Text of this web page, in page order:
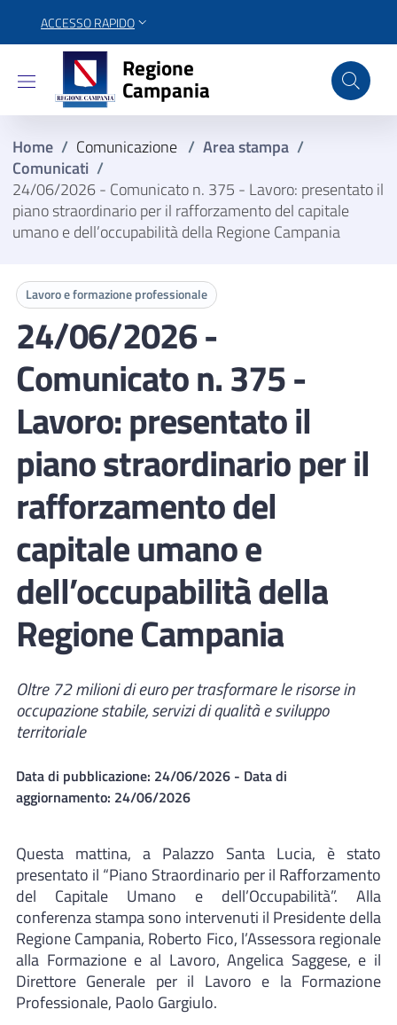
ACCESSO RAPIDO
Regione Campania
Regione
Campania
Home / Comunicazione / Area stampa /
Comunicati /
24/06/2026 - Comunicato n. 375 - Lavoro: presentato il
piano straordinario per il rafforzamento del capitale
umano e dell’occupabilità della Regione Campania
Lavoro e formazione professionale
24/06/2026 -
Comunicato n. 375 -
Lavoro: presentato il
piano straordinario per il
rafforzamento del
capitale umano e
dell’occupabilità della
Regione Campania
Oltre 72 milioni di euro per trasformare le risorse in
occupazione stabile, servizi di qualità e sviluppo
territoriale
Data di pubblicazione: 24/06/2026 - Data di
aggiornamento: 24/06/2026
Questa mattina, a Palazzo Santa Lucia, è stato
presentato il “Piano Straordinario per il Rafforzamento
del Capitale Umano e dell’Occupabilità”. Alla
conferenza stampa sono intervenuti il Presidente della
Regione Campania, Roberto Fico, l’Assessora regionale
alla Formazione e al Lavoro, Angelica Saggese, e il
Direttore Generale per il Lavoro e la Formazione
Professionale, Paolo Gargiulo.